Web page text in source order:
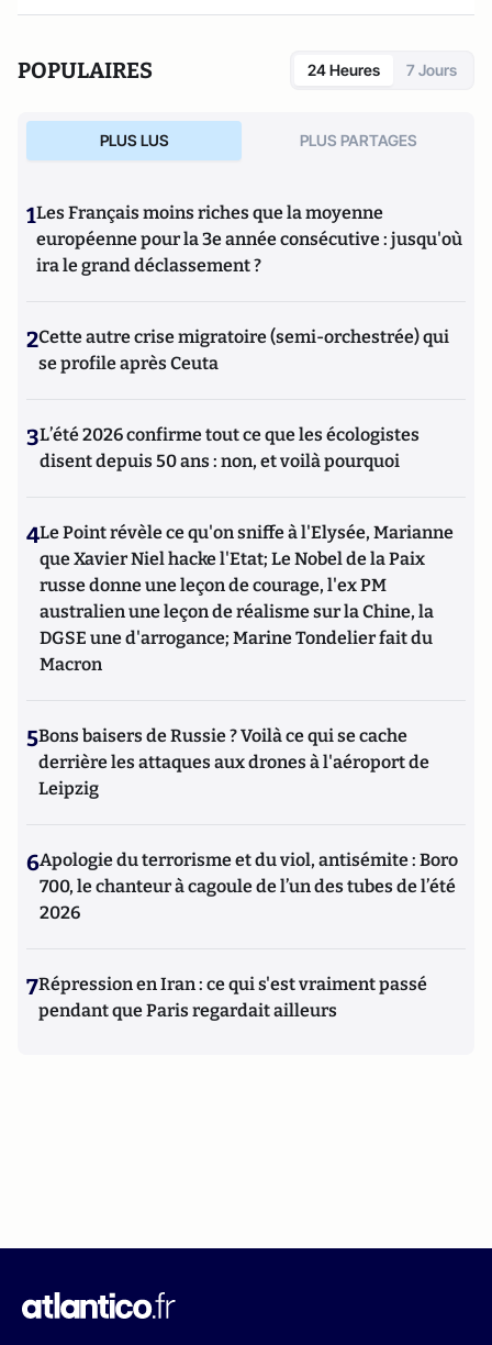
POPULAIRES 24 Heures 7 Jours
PLUS LUS PLUS PARTAGES
1Les Français moins riches que la moyenne
européenne pour la 3e année consécutive : jusqu'où
ira le grand déclassement ?
2Cette autre crise migratoire (semi-orchestrée) qui
se profile après Ceuta
3L’été 2026 confirme tout ce que les écologistes
disent depuis 50 ans : non, et voilà pourquoi
4Le Point révèle ce qu'on sniffe à l'Elysée, Marianne
que Xavier Niel hacke l'Etat; Le Nobel de la Paix
russe donne une leçon de courage, l'ex PM
australien une leçon de réalisme sur la Chine, la
DGSE une d'arrogance; Marine Tondelier fait du
Macron
5Bons baisers de Russie ? Voilà ce qui se cache
derrière les attaques aux drones à l'aéroport de
Leipzig
6Apologie du terrorisme et du viol, antisémite : Boro
700, le chanteur à cagoule de l’un des tubes de l’été
2026
7Répression en Iran : ce qui s'est vraiment passé
pendant que Paris regardait ailleurs